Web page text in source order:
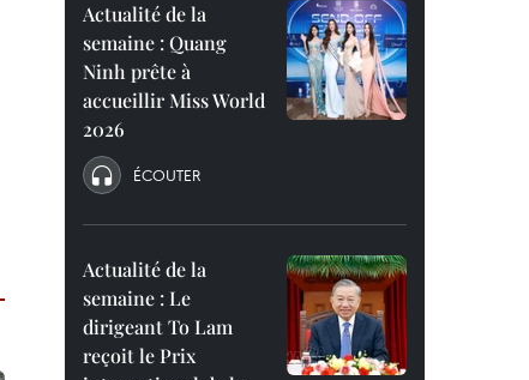
Actualité de la
semaine : Quang
Ninh prête à
accueillir Miss World
2026
ÉCOUTER
Actualité de la
semaine : Le
dirigeant To Lam
reçoit le Prix